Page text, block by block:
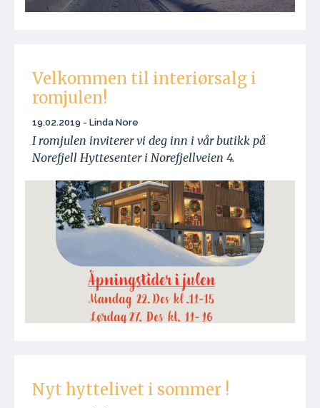
Velkommen til interiørsalg i
romjulen!
19.02.2019 - Linda Nore
I romjulen inviterer vi deg inn i vår butikk på
Norefjell Hyttesenter i Norefjellveien 4.
Nyt hyttelivet i sommer !